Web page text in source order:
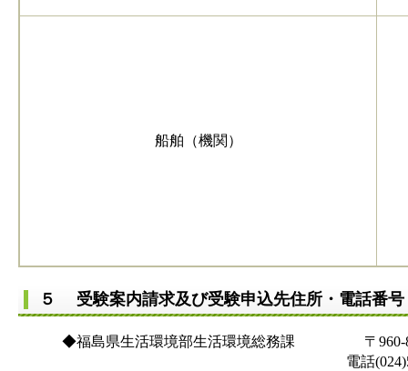
船舶（機関）
５ 受験案内請求及び受験申込先住所・電話番
◆福島県生活環境部生活環境総務課 〒960-
電話(024)521-